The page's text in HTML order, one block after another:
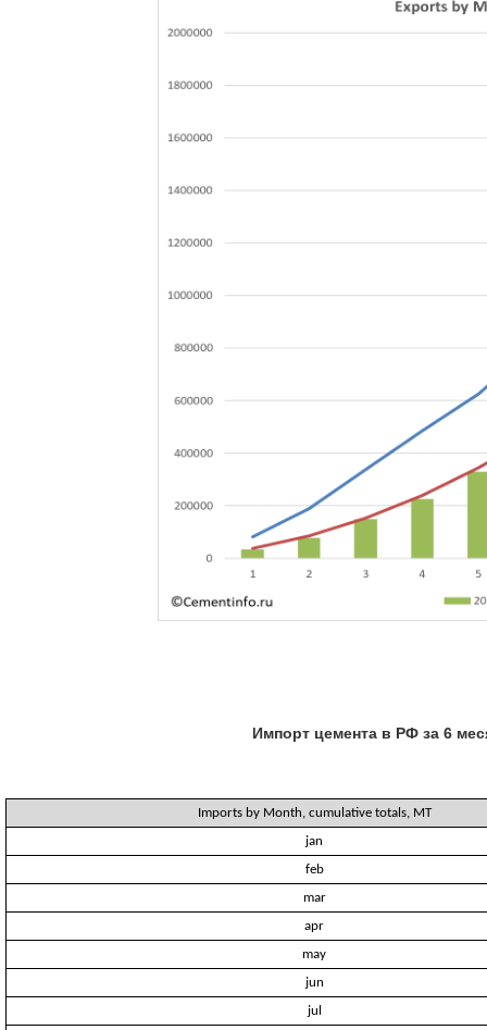
Импорт цемента в РФ за 6
Imports by Month, cumulative totals, MT
jan
feb
mar
apr
may
jun
jul